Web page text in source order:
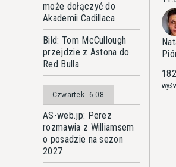
może dołączyć do
Akademii Cadillaca
Bild: Tom McCullough
przejdzie z Astona do
Red Bulla
Czwartek 6.08
AS-web.jp: Perez
rozmawia z Williamsem
o posadzie na sezon
2027